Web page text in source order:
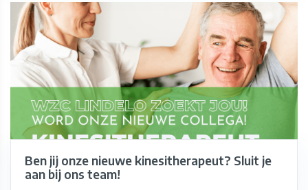
Ben jij onze nieuwe kinesitherapeut? Sluit je
aan bij ons team!